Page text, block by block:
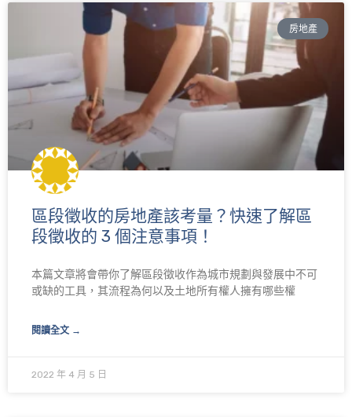
房地產
區段徵收的房地產該考量？快速了解區
段徵收的 3 個注意事項！
本篇文章將會帶你了解區段徵收作為城市規劃與發展中不可
或缺的工具，其流程為何以及土地所有權人擁有哪些權
閱讀全文 →
2022 年 4 月 5 日